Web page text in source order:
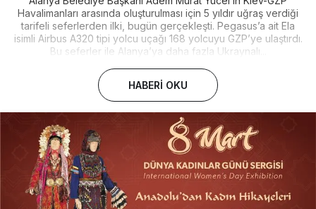
Havalimanları arasında oluşturulması için 5 yıldır uğraş verdiği
tarifeli seferlerden ilki, bugün gerçekleşti. Pegasus’a ait Ela
isimli Airbus A320 tipi yolcu uçağı 168 yolcuyu GZP’ye ulaştırdı.
Bu seferler ile Alanya’ya daha fazla Ukraynalı...
HABERI OKU